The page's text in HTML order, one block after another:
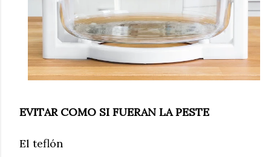
EVITAR COMO SI FUERAN LA PESTE
El teflón